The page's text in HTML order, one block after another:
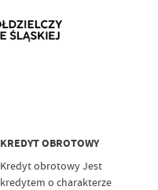
KREDYT OBROTOWY
Kredyt obrotowy Jest
kredytem o charakterze